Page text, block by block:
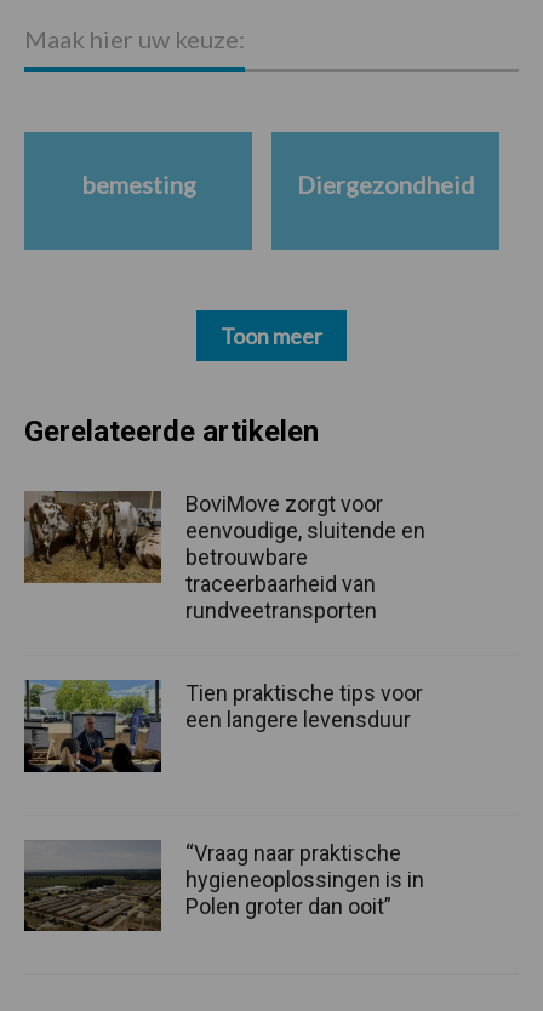
Maak hier uw keuze:
bemesting Diergezondheid
Toon meer
Gerelateerde artikelen
BoviMove zorgt voor
eenvoudige, sluitende en
betrouwbare
traceerbaarheid van
rundveetransporten
Tien praktische tips voor
een langere levensduur
“Vraag naar praktische
hygieneoplossingen is in
Polen groter dan ooit”